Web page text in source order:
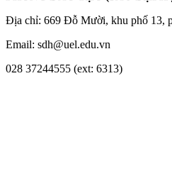
Địa chỉ: 669 Đỗ Mười, khu phố 13,
Email: sdh@uel.edu.vn
028 37244555 (ext: 6313)